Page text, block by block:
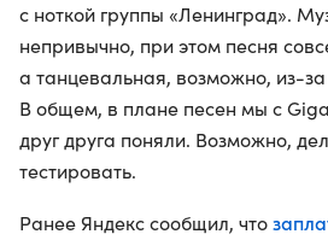
с ноткой группы «Ленинград».
непривычно, при этом песня
а танцевальная, возможно, из-
В общем, в плане песен мы с
друг друга поняли. Возможно,
тестировать.
Ранее Яндекс сообщил, что